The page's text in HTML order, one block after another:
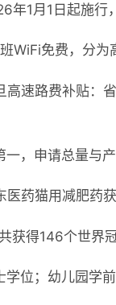
1月1日起施行
WiFi免费，分为
速路费补贴：
，申请总量与
药猫用减肥药
获得146个世界
位；幼儿园学